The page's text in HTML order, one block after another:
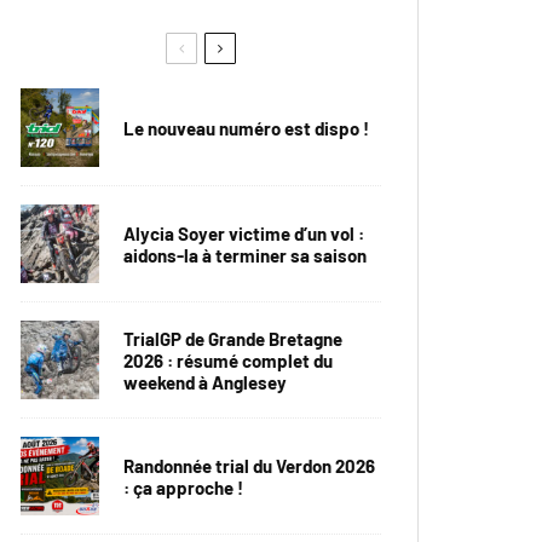
Le nouveau numéro est dispo !
Alycia Soyer victime d’un vol :
aidons-la à terminer sa saison
TrialGP de Grande Bretagne
2026 : résumé complet du
weekend à Anglesey
Randonnée trial du Verdon 2026
: ça approche !